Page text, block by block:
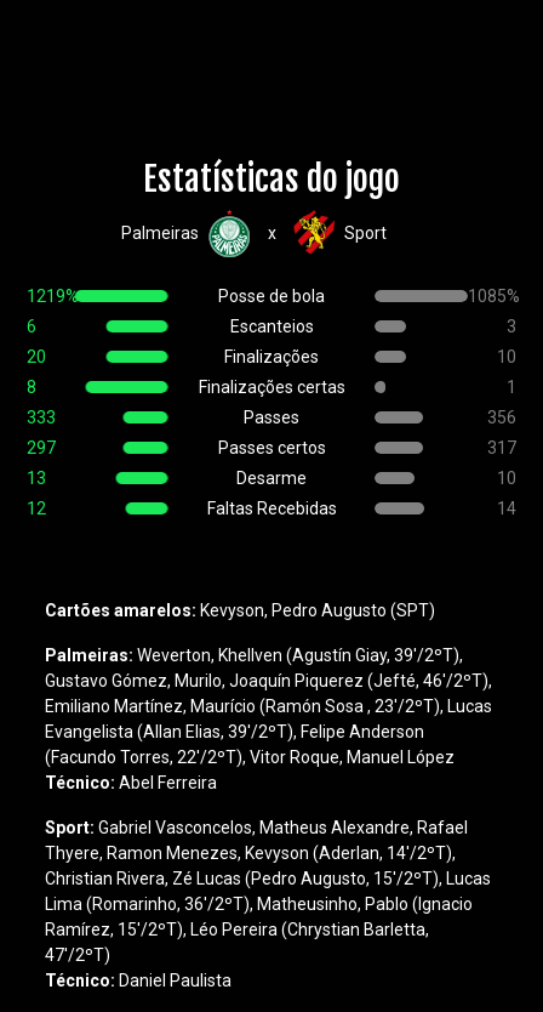
Estatísticas do jogo
Palmeiras x Sport
1219%
6
20
8
333
297
13
12
Posse de bola
Escanteios
Finalizações
Finalizações certas
Passes
Passes certos
Desarme
Faltas Recebidas
1085%
3
10
1
356
317
10
14
Cartões amarelos: Kevyson, Pedro Augusto (SPT)
Palmeiras: Weverton, Khellven (Agustín Giay, 39'/2ºT),
Gustavo Gómez, Murilo, Joaquín Piquerez (Jefté, 46'/2ºT),
Emiliano Martínez, Maurício (Ramón Sosa , 23'/2ºT), Lucas
Evangelista (Allan Elias, 39'/2ºT), Felipe Anderson
(Facundo Torres, 22'/2ºT), Vitor Roque, Manuel López
Técnico: Abel Ferreira
Sport:Gabriel Vasconcelos, Matheus Alexandre, Rafael
Thyere, Ramon Menezes, Kevyson (Aderlan, 14'/2ºT),
Christian Rivera, Zé Lucas (Pedro Augusto, 15'/2ºT), Lucas
Lima (Romarinho, 36'/2ºT), Matheusinho, Pablo (Ignacio
Ramírez, 15'/2ºT), Léo Pereira (Chrystian Barletta,
47'/2ºT)
Técnico: Daniel Paulista